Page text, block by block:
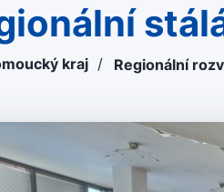
kraj / Regionální